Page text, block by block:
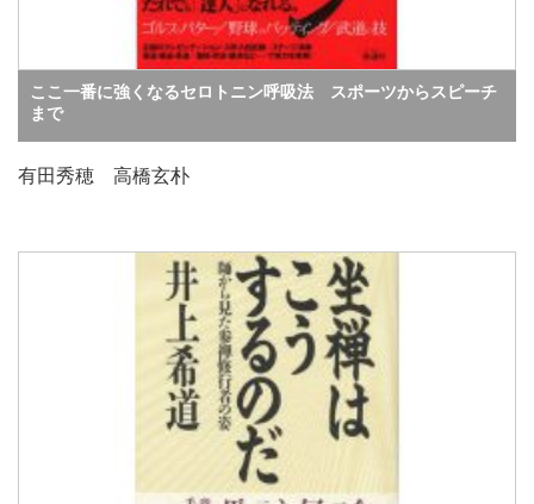
ここ一番に強くなるセロトニン呼吸法 スポーツからスピーチ
まで
有田秀穂 高橋玄朴